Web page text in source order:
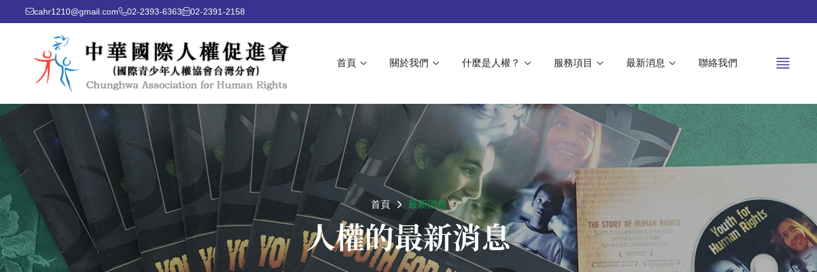
cahr1210@gmail.com 02-2393-6363 02-2391-2158
首頁 關於我們 什麼是人權？ 服務項目 最新消息 聯絡我們
首頁 最新消息
人權的最新消息